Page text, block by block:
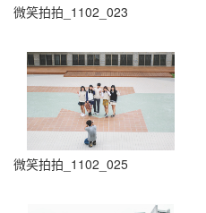
微笑拍拍_1102_023
微笑拍拍_1102_025